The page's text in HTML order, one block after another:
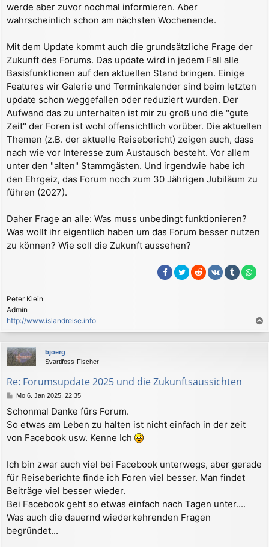
werde aber zuvor nochmal informieren. Aber
wahrscheinlich schon am nächsten Wochenende.
Mit dem Update kommt auch die grundsätzliche Frage der
Zukunft des Forums. Das update wird in jedem Fall alle
Basisfunktionen auf den aktuellen Stand bringen. Einige
Features wir Galerie und Terminkalender sind beim letzten
update schon weggefallen oder reduziert wurden. Der
Aufwand das zu unterhalten ist mir zu groß und die "gute
Zeit" der Foren ist wohl offensichtlich vorüber. Die aktuellen
Themen (z.B. der aktuelle Reisebericht) zeigen auch, dass
nach wie vor Interesse zum Austausch besteht. Vor allem
unter den "alten" Stammgästen. Und irgendwie habe ich
den Ehrgeiz, das Forum noch zum 30 Jährigen Jubiläum zu
führen (2027).
Daher Frage an alle: Was muss unbedingt funktionieren?
Was wollt ihr eigentlich haben um das Forum besser nutzen
zu können? Wie soll die Zukunft aussehen?
Peter Klein
Admin
http://www.islandreise.info
a
c
bjoerg
Svartifoss-Fischer
Re: Forumsupdate 2025 und die Zukunftsaussichten
B
i
t
a
Mo 6. Jan 2025, 22:35
Schonmal Danke fürs Forum.
So etwas am Leben zu halten ist nicht einfach in der zeit
von Facebook usw. Kenne Ich
Ich bin zwar auch viel bei Facebook unterwegs, aber gerade
für Reiseberichte finde ich Foren viel besser. Man findet
Beiträge viel besser wieder.
Bei Facebook geht so etwas einfach nach Tagen unter....
Was auch die dauernd wiederkehrenden Fragen
begründet...